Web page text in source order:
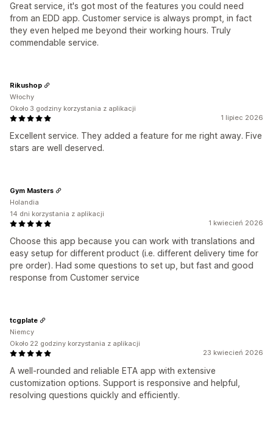
Great service, it's got most of the features you could need
from an EDD app. Customer service is always prompt, in fact
they even helped me beyond their working hours. Truly
commendable service.
1 lipiec 2026
Excellent service. They added a feature for me right away. Five
stars are well deserved.
Rikushop
Włochy
Około 3 godziny korzystania z aplikacji
1 kwiecień 2026
Choose this app because you can work with translations and
easy setup for different product (i.e. different delivery time for
pre order). Had some questions to set up, but fast and good
response from Customer service
Gym Masters
Holandia
14 dni korzystania z aplikacji
23 kwiecień 2026
A well-rounded and reliable ETA app with extensive
customization options. Support is responsive and helpful,
resolving questions quickly and efficiently.
tcgplate
Niemcy
Około 22 godziny korzystania z aplikacji